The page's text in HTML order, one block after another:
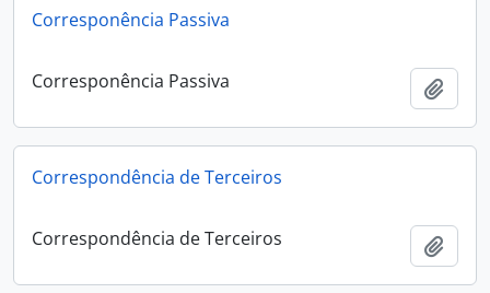
Corresponência Passiva
Corresponência Passiva
Correspondência de Terceiros
Correspondência de Terceiros